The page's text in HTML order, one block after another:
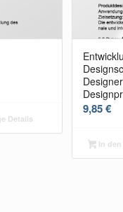
Details
9,85€
In